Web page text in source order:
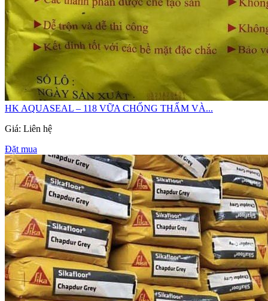
HK AQUASEAL – 118 VỮA CHỐNG THẤM VÀ...
Giá: Liên hệ
Đặt mua